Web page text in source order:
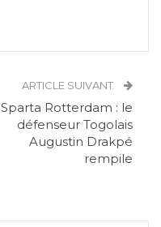
ARTICLE SUIVANT
Sparta Rotterdam : le
défenseur Togolais
Augustin Drakpé
rempile